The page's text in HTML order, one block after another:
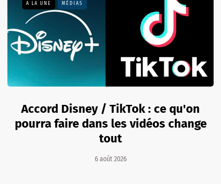
A LA UNE MÉDIAS
Accord Disney / TikTok : ce qu'on
pourra faire dans les vidéos change
tout
6 août 2026